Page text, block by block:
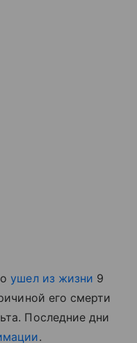
ушел из жизни 9
его смерти
Последние дни
.